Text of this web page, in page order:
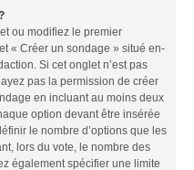
ou modifiez le premier
« Créer un sondage » situé en-
Si cet onglet n’est pas
pas la permission de créer
en incluant au moins deux
option devant être insérée
le nombre d’options que les
lors du vote, le nombre des
également spécifier une limite